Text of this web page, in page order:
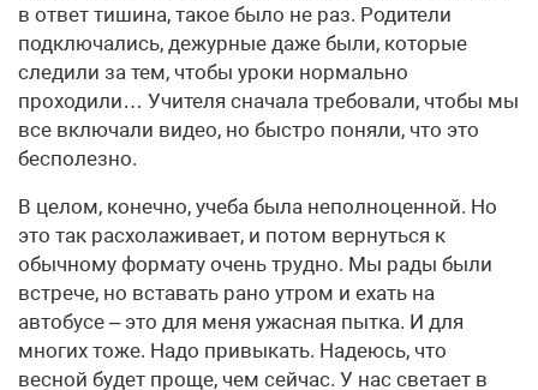
в ответ тишина, такое было не раз. Родители
подключались, дежурные даже были, которые
следили за тем, чтобы уроки нормально
проходили… Учителя сначала требовали, чтобы мы
все включали видео, но быстро поняли, что это
бесполезно.
В целом, конечно, учеба была неполноценной. Но
это так расхолаживает, и потом вернуться к
обычному формату очень трудно. Мы рады были
встрече, но вставать рано утром и ехать на
автобусе – это для меня ужасная пытка. И для
многих тоже. Надо привыкать. Надеюсь, что
весной будет проще, чем сейчас. У нас светает в